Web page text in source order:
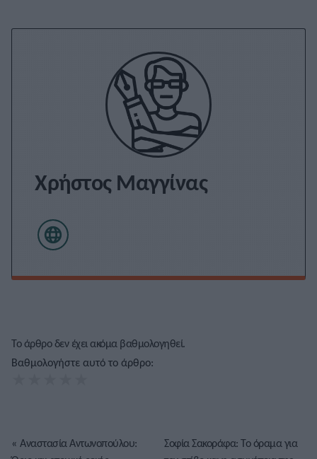
Χρήστος Μαγγίνας
Το άρθρο δεν έχει ακόμα βαθμολογηθεί.
Βαθμολογήστε αυτό το άρθρο:
« Αναστασία Αντωνοπούλου:
Σοφία Σακοράφα: Το όραμα για